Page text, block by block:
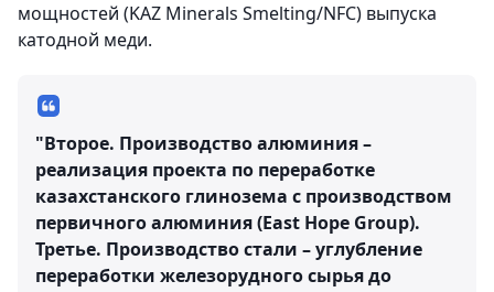
мощностей (KAZ Minerals Smelting/NFC) выпуска
катодной меди.
"Второе. Производство алюминия –
реализация проекта по переработке
казахстанского глинозема с производством
первичного алюминия (East Hope Group).
Третье. Производство стали – углубление
переработки железорудного сырья до